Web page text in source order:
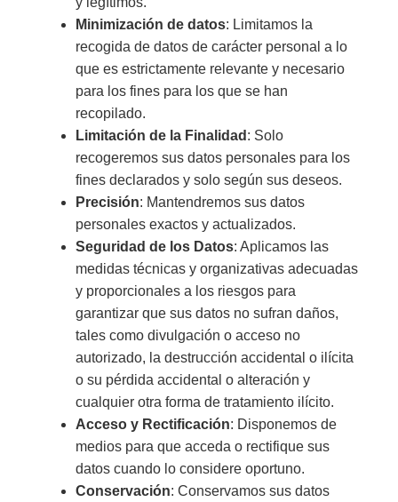
Minimización de datos: Limitamos la
recogida de datos de carácter personal a lo
que es estrictamente relevante y necesario
para los fines para los que se han
recopilado.
Limitación de la Finalidad : Solo
recogeremos sus datos personales para los
fines declarados y solo según sus deseos.
Precisión: Mantendremos sus datos
personales exactos y actualizados.
Seguridad de los Datos: Aplicamos las
medidas técnicas y organizativas adecuadas
y proporcionales a los riesgos para
garantizar que sus datos no sufran daños,
tales como divulgación o acceso no
autorizado, la destrucción accidental o ilícita
o su pérdida accidental o alteración y
cualquier otra forma de tratamiento ilícito.
Acceso y Rectificación: Disponemos de
medios para que acceda o rectifique sus
datos cuando lo considere oportuno.
Conservación: Conservamos sus datos